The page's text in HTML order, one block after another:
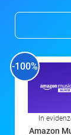
-100%
In
Amazon